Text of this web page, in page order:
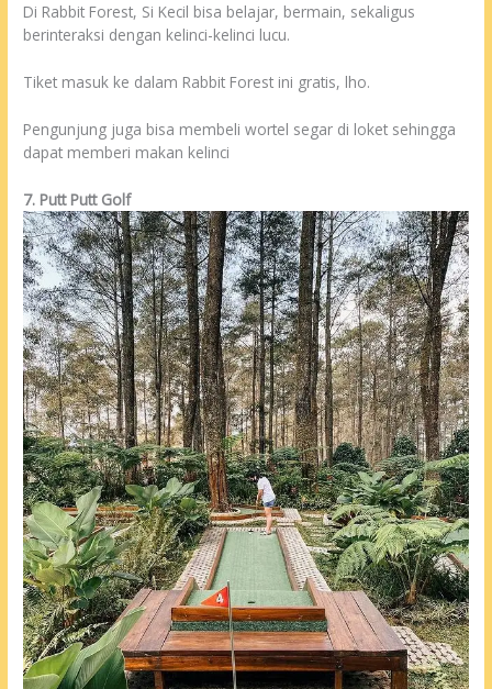
Di Rabbit Forest, Si Kecil bisa belajar, bermain, sekaligus
berinteraksi dengan kelinci-kelinci lucu.
Tiket masuk ke dalam Rabbit Forest ini gratis, lho.
Pengunjung juga bisa membeli wortel segar di loket sehingga
dapat memberi makan kelinci
7. Putt Putt Golf